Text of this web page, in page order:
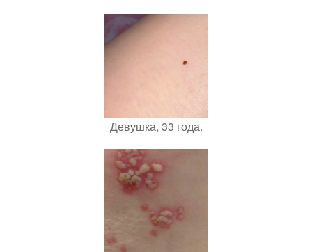
Девушка, 33 года.